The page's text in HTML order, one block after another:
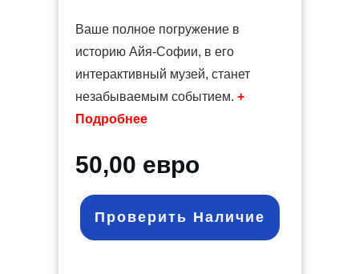
Ваше полное погружение в
историю Айя-Софии, в его
интерактивный музей, станет
незабываемым событием. +
Подробнее
50,00 евро
Проверить Наличие